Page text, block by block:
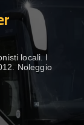
dropdown
dropdown
locali. I
Noleggio